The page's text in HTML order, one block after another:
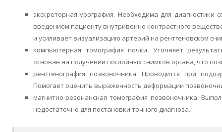
экскреторная урография. Необходима для диагностики
введением пациенту внутривенно контрастного
и усиливает визуализацию артерий на рентгеновском
компьютерная томография почки. Уточняет
основан на получении послойных снимков органа, что
рентгенография позвоночника. Проводится при
Помогает оценить выраженность деформации
магнитно-резонансная томография позвоночника.
недостаточно для постановки точного диагноза.